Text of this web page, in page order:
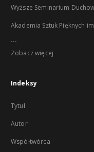
Wyższe Seminarium
Akademia Sztuk Pięknych
...
Zobacz więcej
Indeksy
Tytuł
Autor
Współtwórca